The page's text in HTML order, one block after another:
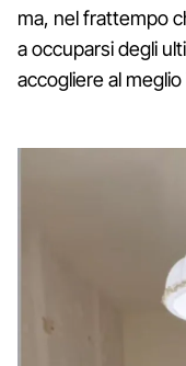
ma, nel frattempo
a occuparsi degli
accogliere al meglio